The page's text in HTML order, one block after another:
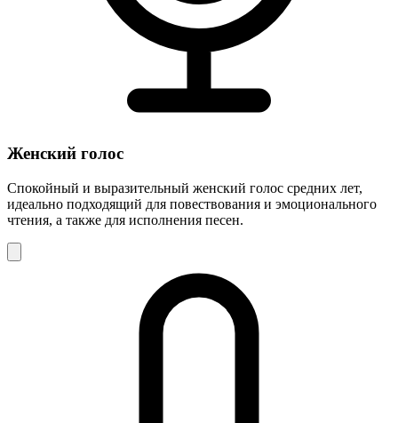
Женский голос
Спокойный и выразительный женский голос средних лет,
идеально подходящий для повествования и эмоционального
чтения, а также для исполнения песен.